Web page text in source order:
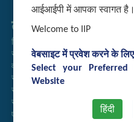
आईआईपी में आपका स्वागत है।
Welcome to IIP
वेबसाइट में प्रवेश करने के लिए
Select your
Website
हिंदी
तुरत लिंक्स
निदेशिका
समाचारपत्र
वार्षिक प्रतिवेदन
राजभाषा अनुभाग
सूचना का अधिकार
सीएसआईआर
एसीएसआईआर